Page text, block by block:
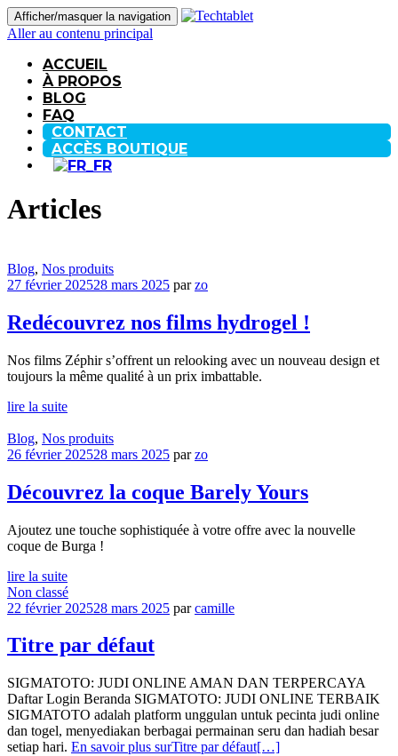
Afficher/masquer la navigation
Aller au contenu principal
ACCUEIL
À PROPOS
BLOG
FAQ
CONTACT
ACCÈS BOUTIQUE
Articles
Blog, Nos produits
27 février 202528 mars 2025 parzo
Redécouvrez nos films hydrogel !
Nos films Zéphir s’offrent un relooking avec un nouveau design et
toujours la même qualité à un prix imbattable.
lire la suite
Blog, Nos produits
26 février 202528 mars 2025 parzo
Découvrez la coque Barely Yours
Ajoutez une touche sophistiquée à votre offre avec la nouvelle
coque de Burga !
lire la suite
Non classé
22 février 202528 mars 2025 parcamille
Titre par défaut
SIGMATOTO: JUDI ONLINE AMAN DAN TERPERCAYA
Daftar Login Beranda SIGMATOTO: JUDI ONLINE TERBAIK
SIGMATOTO adalah platform unggulan untuk pecinta judi online
dan togel, menyediakan berbagai permainan seru dan hadiah besar
setiap hari. En savoir plus surTitre par défaut[…]